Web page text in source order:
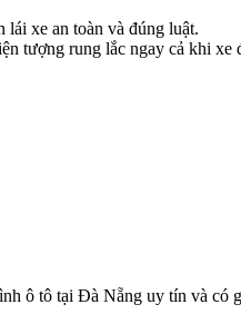
xe an toàn và đúng luật.
tượng rung lắc ngay cả khi xe
ô tô tại Đà Nẵng uy tín và có